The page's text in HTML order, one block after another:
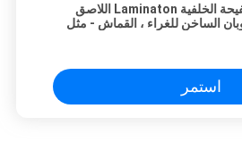
الصفيحة الخلفية Laminaton اللاصق
الساخن للغراء ، القماش - مثل
استمر